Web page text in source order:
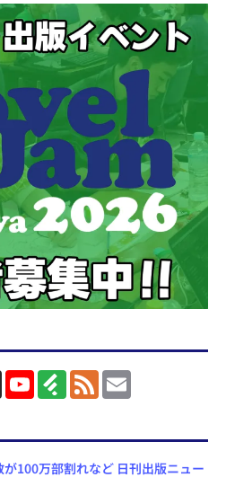
X
Y
o
u
e
C
F
e
l
F
e
l
100万部割れなど 日刊出版ニュー